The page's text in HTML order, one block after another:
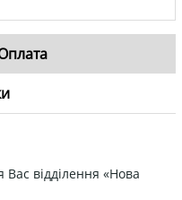
Вас відділення «Нова